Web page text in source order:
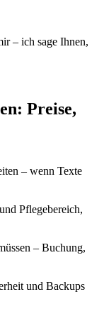
– ich sage Ihnen,
Preise,
– wenn Texte
Pflegebereich,
– Buchung,
und Backups